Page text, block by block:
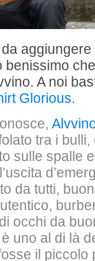
da
benissimo
A noi
Glorious.
tra i bulli,
sulle spalle
da tutti,
occhi da
uno al di là
il piccolo